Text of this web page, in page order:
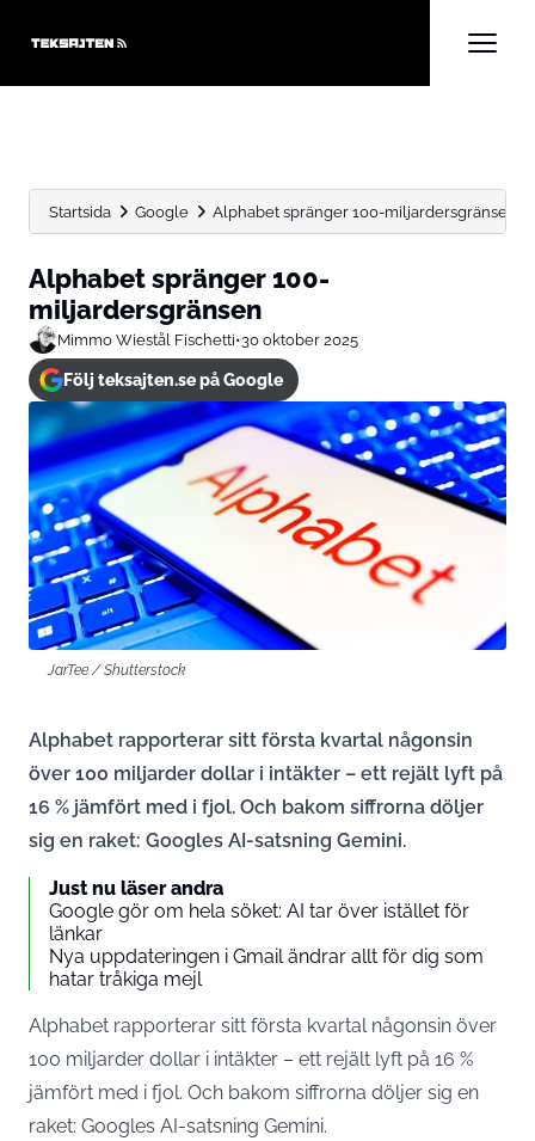
Startsida Google Alphabet spränger 100-miljardersgränsen
Alphabet spränger 100-
miljardersgränsen
Mimmo Wiestål Fischetti•30 oktober 2025
Följ teksajten.se på Google
JarTee / Shutterstock
Alphabet rapporterar sitt första kvartal någonsin
över 100 miljarder dollar i intäkter – ett rejält lyft på
16 % jämfört med i fjol. Och bakom siffrorna döljer
sig en raket: Googles AI-satsning Gemini.
Just nu läser andra
Google gör om hela söket: AI tar över istället för
länkar
Nya uppdateringen i Gmail ändrar allt för dig som
hatar tråkiga mejl
Alphabet rapporterar sitt första kvartal någonsin över
100 miljarder dollar i intäkter – ett rejält lyft på 16 %
jämfört med i fjol. Och bakom siffrorna döljer sig en
raket: Googles AI-satsning Gemini.